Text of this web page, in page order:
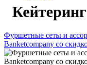
Фуршетные сеты и
Banketcompany со